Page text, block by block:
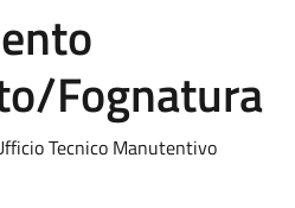
Fognatura
Tecnico Manutentivo